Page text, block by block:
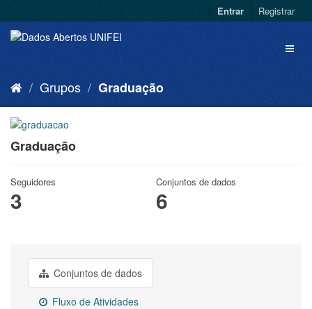
Entrar Registrar
Grupos Graduação
Graduação
Seguidores
3
Conjuntos de dados
6
Conjuntos de dados
Fluxo de Atividades